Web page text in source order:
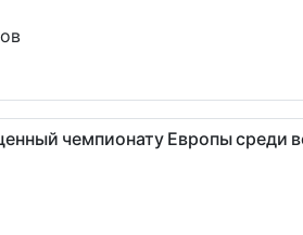
чемпионату Европы среди